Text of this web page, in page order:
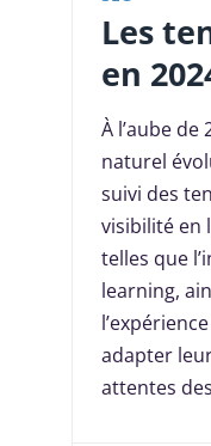
Les
en
À l’aube
naturel
suivi des
visibilité en
telles que
learning,
adapter
attentes